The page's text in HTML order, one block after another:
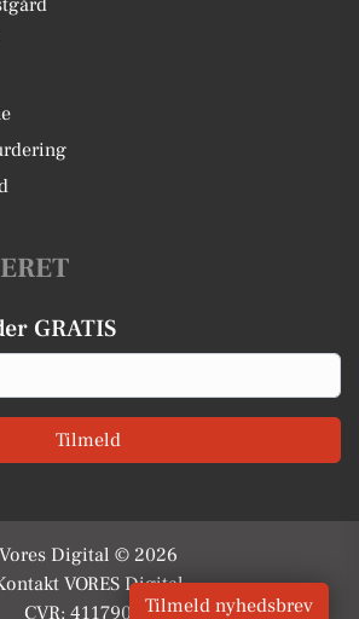
GRATIS
Tilmeld
Vores Digital © 2026
VORES Digital
CVR: 41179082Tilmeld nyhedsbrev